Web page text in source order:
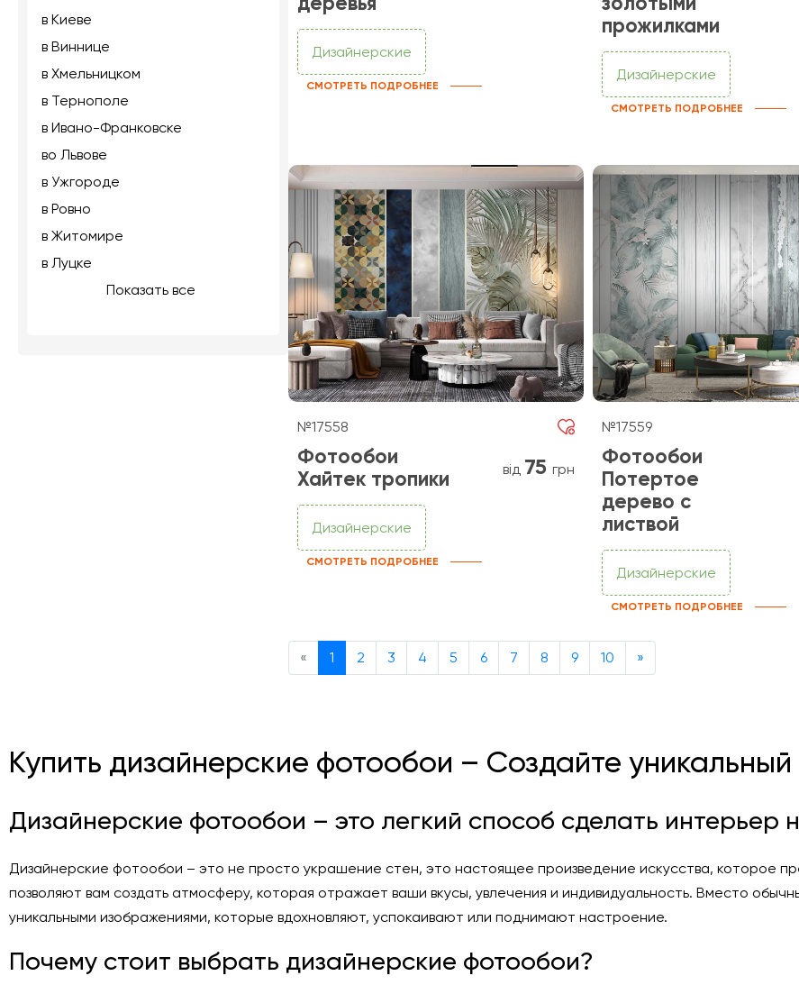
в Киеве
в Виннице
в Хмельницком
в Тернополе
в Ивано-Франковске
во Львове
в Ужгороде
в Ровно
в Житомире
в Луцке
Показать все
Дизайнерские
СМОТРЕТЬ ПОДРОБНЕЕ
прожилками
Дизайнерские
СМОТРЕТЬ ПОДРОБНЕЕ
№17558
Фотообои
Хайтек тропики
від 75 грн
Дизайнерские
СМОТРЕТЬ ПОДРОБНЕЕ
№17559
Фотообои
Потертое
дерево с
листвой
Дизайнерские
СМОТРЕТЬ ПОДРОБНЕЕ
« Previous
1 2 3 4 5 6 7 8 9 10 »
Купить дизайнерские фотообои – Создайте
Дизайнерские фотообои – это легкий способ сделать интерьер
Дизайнерские фотообои – это не просто украшение стен, это настоящее произведение искусства, которое
позволяют вам создать атмосферу, которая отражает ваши вкусы, увлечения и индивидуальность. Вместо
уникальными изображениями, которые вдохновляют, успокаивают или поднимают настроение.
Почему стоит выбрать дизайнерские фотообои?